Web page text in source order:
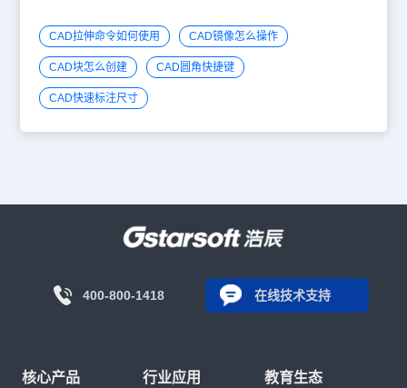
CAD拉伸命令如何使用 CAD镜像怎么操作
CAD块怎么创建 CAD圆角快捷键
CAD快速标注尺寸
400-800-1418 在线技术支持
核心产品 行业应用 教育生态